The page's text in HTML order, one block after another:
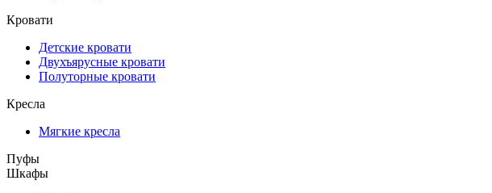
Кровати
Детские кровати
Двухъярусные кровати
Полуторные кровати
Кресла
Мягкие кресла
Пуфы
Шкафы